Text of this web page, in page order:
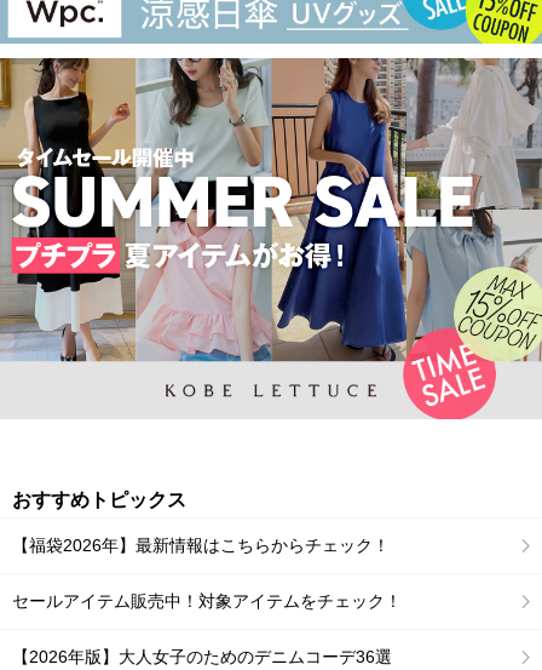
おすすめトピックス
【福袋2026年】最新情報はこちらからチェック！
セールアイテム販売中！対象アイテムをチェック！
【2026年版】大人女子のためのデニムコーデ36選